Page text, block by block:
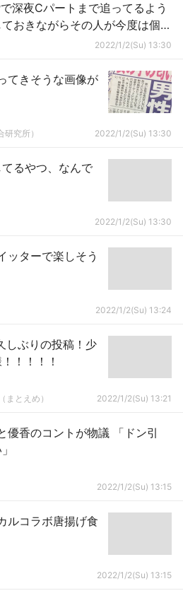
深夜Cパートまで追ってるよう
おきながらその人が今度は個通
想連絡してきたって話しちゃっ
2022/1/2(Su) 13:30
てきそうな画像が
究所） 2022/1/2(Su) 13:30
るやつ、なんで
2022/1/2(Su) 13:30
ッターで楽しそう
2022/1/2(Su) 13:24
しぶりの投稿！少
！！！！
まとえめ） 2022/1/2(Su) 13:21
のコントが物議 「ドン引
2022/1/2(Su) 13:15
ルコラボ唐揚げ食
2022/1/2(Su) 13:15